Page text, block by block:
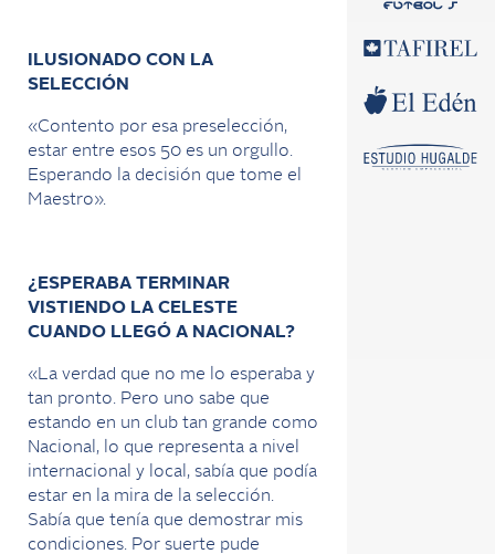
ILUSIONADO CON LA
SELECCIÓN
«Contento por esa preselección,
estar entre esos 50 es un orgullo.
Esperando la decisión que tome el
Maestro».
¿ESPERABA TERMINAR
VISTIENDO LA CELESTE
CUANDO LLEGÓ A NACIONAL?
«La verdad que no me lo esperaba y
tan pronto. Pero uno sabe que
estando en un club tan grande como
Nacional, lo que representa a nivel
internacional y local, sabía que podía
estar en la mira de la selección.
Sabía que tenía que demostrar mis
condiciones. Por suerte pude